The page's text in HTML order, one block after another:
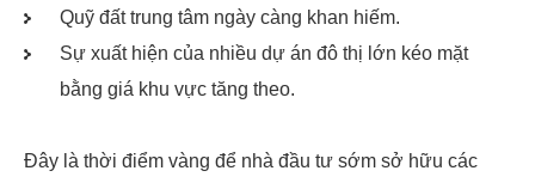
Quỹ đất trung tâm ngày càng khan hiếm.
Sự xuất hiện của nhiều dự án đô thị lớn kéo mặt
bằng giá khu vực tăng theo.
Đây là thời điểm vàng để nhà đầu tư sớm sở hữu các